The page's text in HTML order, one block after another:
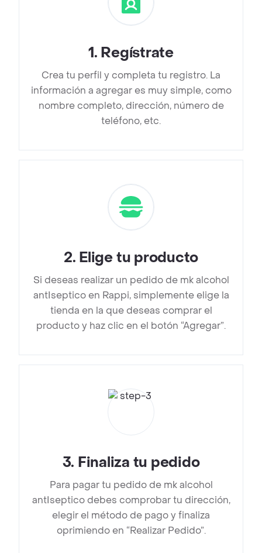
1. Regístrate
Crea tu perfil y completa tu registro. La
información a agregar es muy simple, como
nombre completo, dirección, número de
teléfono, etc.
2. Elige tu producto
Si deseas realizar un pedido de mk alcohol
antIseptico en Rappi, simplemente elige la
tienda en la que deseas comprar el
producto y haz clic en el botón “Agregar”.
3. Finaliza tu pedido
Para pagar tu pedido de mk alcohol
antIseptico debes comprobar tu dirección,
elegir el método de pago y finaliza
oprimiendo en “Realizar Pedido”.